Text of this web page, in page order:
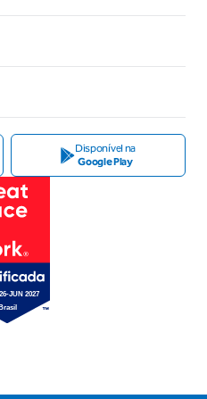
Disponível na
Google Play